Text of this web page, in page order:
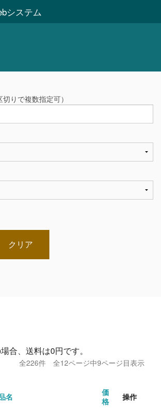
システム
りで複数指定可）
クリア
合、送料は0円です。
全226件 全12ページ中9ページ目表示
名
価
格
操作